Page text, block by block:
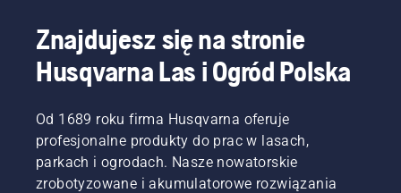
Znajdujesz się na stronie
Husqvarna Las i Ogród Polska
Od 1689 roku firma Husqvarna oferuje
profesjonalne produkty do prac w lasach,
parkach i ogrodach. Nasze nowatorskie
zrobotyzowane i akumulatorowe rozwiązania